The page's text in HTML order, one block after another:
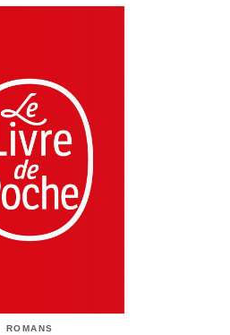
ROMANS